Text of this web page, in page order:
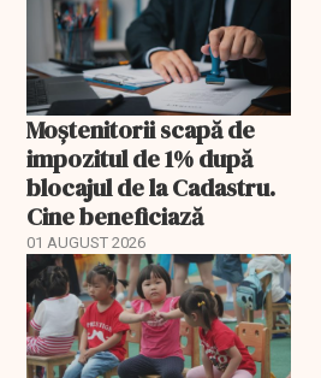
Moștenitorii scapă de
impozitul de 1% după
blocajul de la Cadastru.
Cine beneficiază
01 AUGUST 2026